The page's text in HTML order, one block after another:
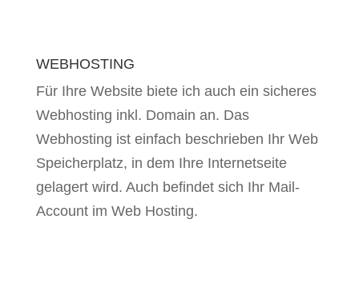
WEBHOSTING
Für Ihre Website biete ich auch ein sicheres
Webhosting inkl. Domain an. Das
Webhosting ist einfach beschrieben Ihr Web
Speicherplatz, in dem Ihre Internetseite
gelagert wird. Auch befindet sich Ihr Mail-
Account im Web Hosting.